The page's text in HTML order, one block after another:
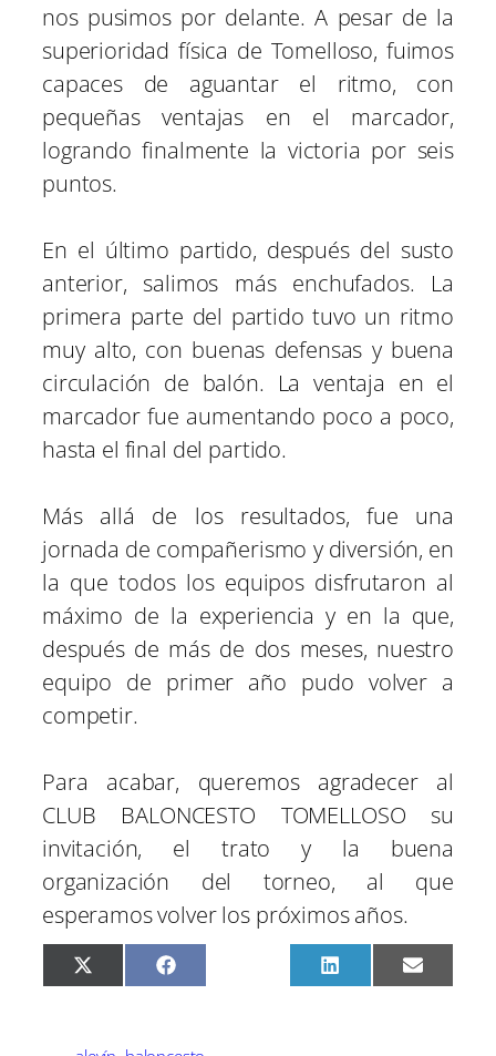
nos pusimos por delante. A pesar de la
superioridad física de Tomelloso, fuimos
capaces de aguantar el ritmo, con
pequeñas ventajas en el marcador,
logrando finalmente la victoria por seis
puntos.
En el último partido, después del susto
anterior, salimos más enchufados. La
primera parte del partido tuvo un ritmo
muy alto, con buenas defensas y buena
circulación de balón. La ventaja en el
marcador fue aumentando poco a poco,
hasta el final del partido.
Más allá de los resultados, fue una
jornada de compañerismo y diversión, en
la que todos los equipos disfrutaron al
máximo de la experiencia y en la que,
después de más de dos meses, nuestro
equipo de primer año pudo volver a
competir.
Para acabar, queremos agradecer al
CLUB BALONCESTO TOMELLOSO su
invitación, el trato y la buena
organización del torneo, al que
esperamos volver los próximos años.
C
o
X
(
C
o
F
a
C
o
L
i
C
o
E
m